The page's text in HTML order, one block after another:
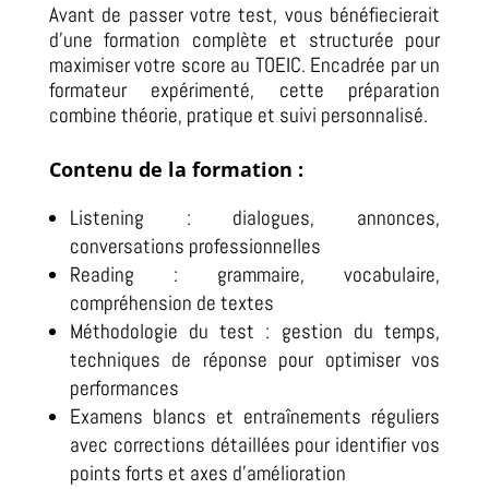
Avant de passer votre test, vous bénéfiecierait
d’une formation complète et structurée pour
maximiser votre score au TOEIC. Encadrée par un
formateur expérimenté, cette préparation
combine théorie, pratique et suivi personnalisé.
Contenu de la formation :
Listening : dialogues, annonces,
conversations professionnelles
Reading : grammaire, vocabulaire,
compréhension de textes
Méthodologie du test : gestion du temps,
techniques de réponse pour optimiser vos
performances
Examens blancs et entraînements réguliers
avec corrections détaillées pour identifier vos
points forts et axes d’amélioration